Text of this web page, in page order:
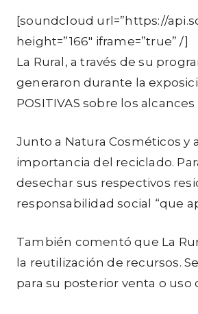
[soundcloud url=”https://
height=”166″ iframe=”true” /]
La Rural, a través de su
generaron durante la
POSITIVAS sobre los
Junto a Natura Cosméticos y
importancia del reciclado.
desechar sus respectivos
responsabilidad social “que
También comentó que La
la reutilización de recursos.
para su posterior venta o uso